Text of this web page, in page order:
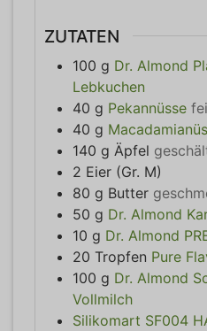
ZUTATEN
100 g Dr. Almond
Lebkuchen
40 g Pekannüsse
40 g
140 g Äpfel
2 Eier (Gr. M)
80 g Butter
50 g Dr. Almond
10 g Dr. Almond
20 Tropfen Pure
100 g Dr. Almond
Vollmilch
Silikomart SF004